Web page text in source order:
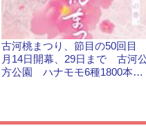
古河桃まつり、節目の50回目
月14日開幕、29日まで 古河
方公園 ハナモモ6種1800本